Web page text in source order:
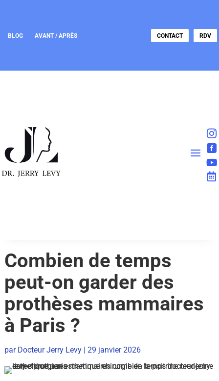
BLOG AVANT / APRÈS CONTACT RDV




Combien de temps
peut-on garder des
prothèses mammaires
à Paris ?
par Docteur Jerry Levy| 29 janvier 2026